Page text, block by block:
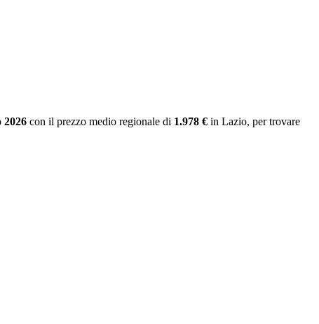
2026 con il prezzo medio regionale di 1.978 € in Lazio, per trovare